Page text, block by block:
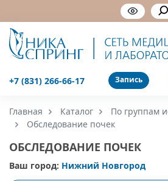
Запись
+7 (831) 266-66-17
Главная Каталог
По группам
Обследование почек
ОБСЛЕДОВАНИЕ ПОЧЕК
Ваш город: Нижний Новгород